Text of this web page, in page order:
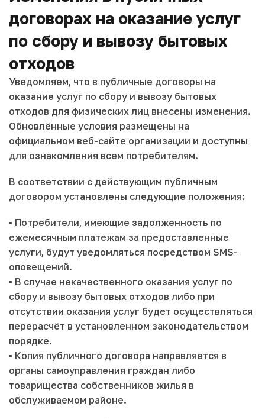
договорах на оказание услуг
по сбору и вывозу бытовых
отходов
Уведомляем, что в публичные договоры на
оказание услуг по сбору и вывозу бытовых
отходов для физических лиц внесены изменения.
Обновлённые условия размещены на
официальном веб-сайте организации и доступны
для ознакомления всем потребителям.
В соответствии с действующим публичным
договором установлены следующие положения:
▪️ Потребители, имеющие задолженность по
ежемесячным платежам за предоставленные
услуги, будут уведомляться посредством SMS-
оповещений.
▪️ В случае некачественного оказания услуг по
сбору и вывозу бытовых отходов либо при
отсутствии оказания услуг будет осуществляться
перерасчёт в установленном законодательством
порядке.
▪️ Копия публичного договора направляется в
органы самоуправления граждан либо
товарищества собственников жилья в
обслуживаемом районе.